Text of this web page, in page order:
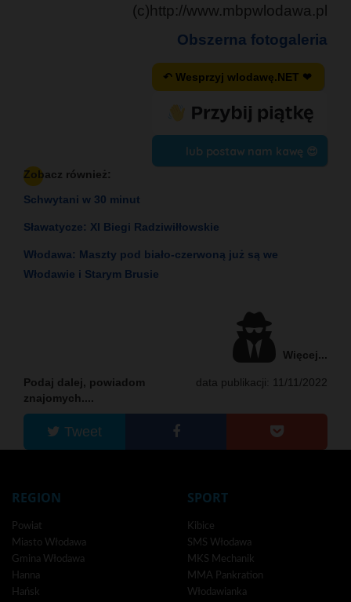
(c)http://www.mbpwlodawa.pl
Obszerna fotogaleria
↶ Wesprzyj wlodawę.NET ❤
lub postaw nam kawę 😍
Zobacz również:
Schwytani w 30 minut
Sławatycze: XI Biegi Radziwiłłowskie
Włodawa: Maszty pod biało-czerwoną już są we
Włodawie i Starym Brusie
Więcej...
data publikacji: 11/11/2022
Podaj dalej, powiadom
znajomych....
Tweet
REGION
Powiat
Miasto Włodawa
Gmina Włodawa
Hanna
Hańsk
SPORT
Kibice
SMS Włodawa
MKS Mechanik
MMA Pankration
Włodawianka